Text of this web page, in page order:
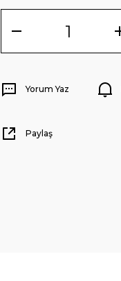
Yorum Yaz
Paylaş